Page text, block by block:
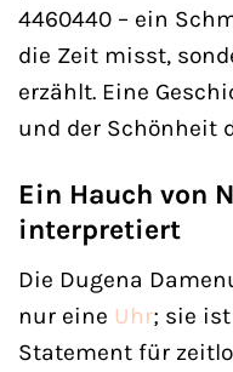
4460440 – ein
die Zeit misst,
erzählt. Eine
und der Schönheit
Ein Hauch von
interpretiert
Die Dugena
nur eine Uhr; sie
Statement für